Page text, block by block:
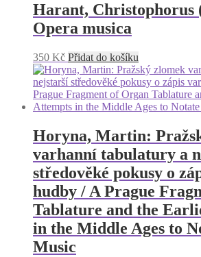
Harant, Christophorus
Opera musica
350 Kč Přidat do košíku
Horyna, Martin:
varhanní tabulatury a
středověké pokusy o
hudby / A Prague
Tablature and the
in the Middle Ages to
Music